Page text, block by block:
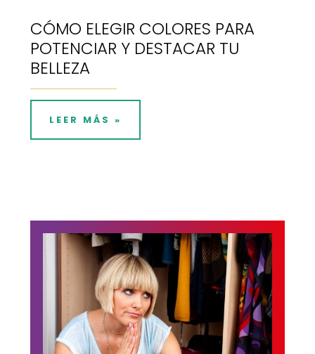
CÓMO ELEGIR COLORES PARA
POTENCIAR Y DESTACAR TU
BELLEZA
LEER MÁS »